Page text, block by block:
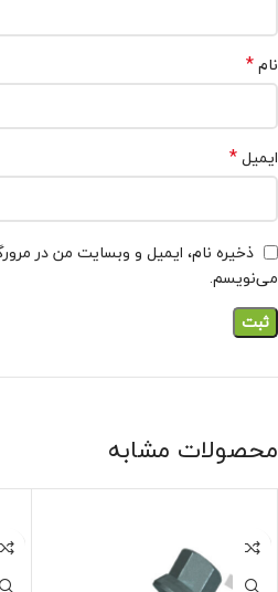
نام*
ایمیل*
ذخیره نام، ایمیل و وبسایت من در
می‌نویسم.
محصولات مشابه